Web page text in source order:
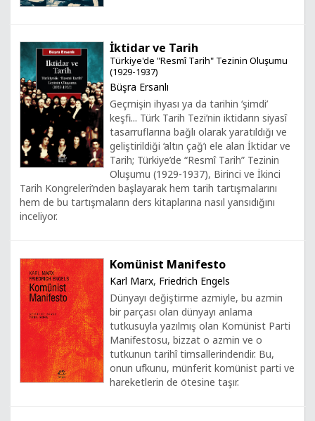
İktidar ve Tarih
Türkiye'de "Resmî Tarih" Tezinin Oluşumu
(1929-1937)
Büşra Ersanlı
Geçmişin ihyası ya da tarihin ‘şimdi’
keşfi... Türk Tarih Tezi’nin iktidarın siyasî
tasarruflarına bağlı olarak yaratıldığı ve
geliştirildiği ‘altın çağ’ı ele alan İktidar ve
Tarih; Türkiye’de “Resmî Tarih” Tezinin
Oluşumu (1929-1937), Birinci ve İkinci
Tarih Kongreleri’nden başlayarak hem tarih tartışmalarını
hem de bu tartışmaların ders kitaplarına nasıl yansıdığını
inceliyor.
Komünist Manifesto
Karl Marx, Friedrich Engels
Dünyayı değiştirme azmiyle, bu azmin
bir parçası olan dünyayı anlama
tutkusuyla yazılmış olan Komünist Parti
Manifestosu, bizzat o azmin ve o
tutkunun tarihî timsallerindendir. Bu,
onun ufkunu, münferit komünist parti ve
hareketlerin de ötesine taşır.